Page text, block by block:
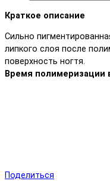
Краткое описание
Сильно
липкого слоя после
поверхность ногтя.
Время полимеризации
Поделиться